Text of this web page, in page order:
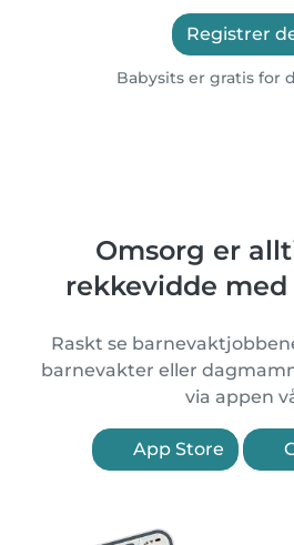
Registrer
Babysits er gratis for
Omsorg er
rekkevidde
Raskt se
barnevakter eller
via appen
App Store